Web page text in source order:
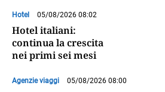
Hotel 05/08/2026 08:02
Hotel italiani:
continua la crescita
nei primi sei mesi
Agenzie viaggi 05/08/2026 08:00